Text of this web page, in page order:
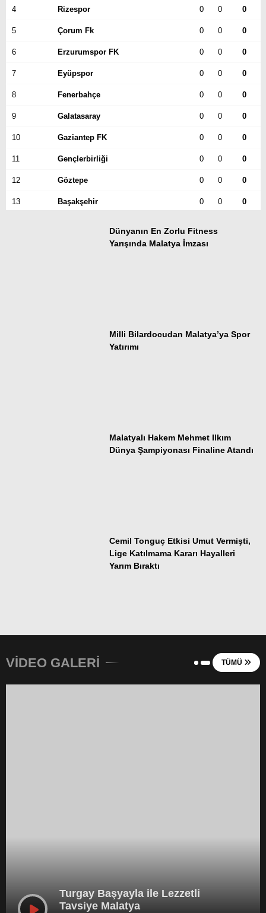
4 Rizespor 0 0 0
5 Çorum Fk 0 0 0
6 Erzurumspor FK 0 0 0
7 Eyüpspor 0 0 0
8 Fenerbahçe 0 0 0
9 Galatasaray 0 0 0
10 Gaziantep FK 0 0 0
11 Gençlerbirliği 0 0 0
12 Göztepe 0 0 0
13 Başakşehir 0 0 0
0
Dünyanın En Zorlu Fitness
Yarışında Malatya İmzası
Milli Bilardocudan Malatya’ya Spor
Yatırımı
Malatyalı Hakem Mehmet Ilkım
Dünya Şampiyonası Finaline Atandı
Cemil Tonguç Etkisi Umut Vermişti,
Lige Katılmama Kararı Hayalleri
Yarım Bıraktı
VİDEO GALERİ TÜMÜ
Turgay Başyayla ile Lezzetli
Tavsiye Malatya